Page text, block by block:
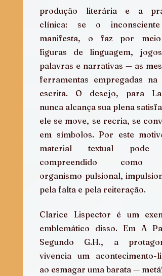
produção literária e a
clínica: se o inconsciente
manifesta, o faz por meio
figuras de linguagem, jogos
palavras e narrativas — as
ferramentas empregadas na
escrita. O desejo, para
nunca alcança sua plena
ele se move, se recria, se
em símbolos. Por este
material textual pode
compreendido como
organismo pulsional,
pela falta e pela reiteração.
Clarice Lispector é um
emblemático disso. Em A
Segundo G.H., a
vivencia um acontecimento-
ao esmagar uma barata —